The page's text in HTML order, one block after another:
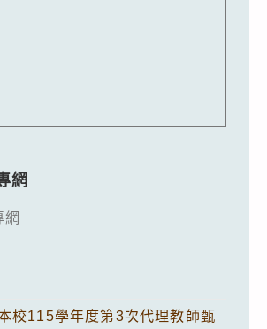
網
網
校115學年度第3次代理教師甄